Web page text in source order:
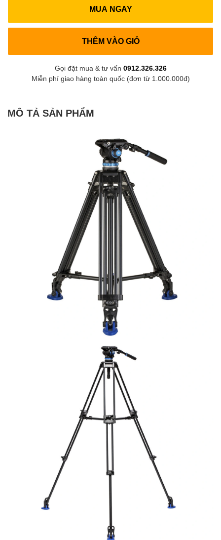
MUA NGAY
THÊM VÀO GIỎ
Gọi đặt mua & tư vấn 0912.326.326
Miễn phí giao hàng toàn quốc (đơn từ 1.000.000đ)
MÔ TẢ SẢN PHẨM